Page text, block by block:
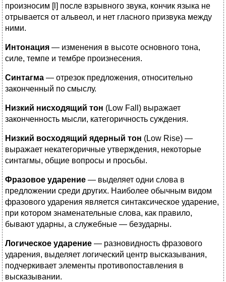
произносим [l] после взрывного звука, кончик языка не
отрывается от альвеол, и нет гласного призвука между
ними.
Интонация — изменения в высоте основного тона,
силе, темпе и тембре произнесения.
Синтагма — отрезок предложения, относительно
законченный по смыслу.
Низкий нисходящий тон (Low Fall) выражает
законченность мысли, категоричность суждения.
Низкий восxодящий ядерный тон (Low Rise) —
выражает некатегоричные утверждения, некоторые
синтагмы, общие вопросы и просьбы.
Фразовое ударение — выделяет одни слова в
предложении среди других. Наиболее обычным видом
фразового ударения является синтаксическое ударение,
при котором знаменательные слова, как правило,
бывают ударны, а служебные — безударны.
Логическое ударение — разновидность фразового
ударения, выделяет логический центр высказывания,
подчеркивает элементы противопоставления в
высказывании.